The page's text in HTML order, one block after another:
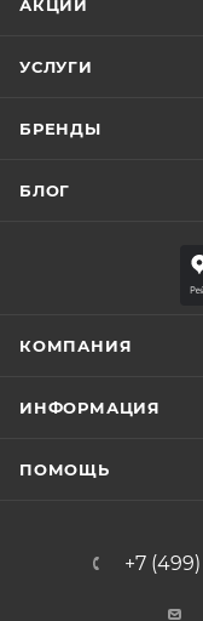
АКЦИИ
УСЛУГИ
БРЕНДЫ
БЛОГ
КОМПАНИЯ
ИНФОРМАЦИЯ
ПОМОЩЬ
+7 (499)